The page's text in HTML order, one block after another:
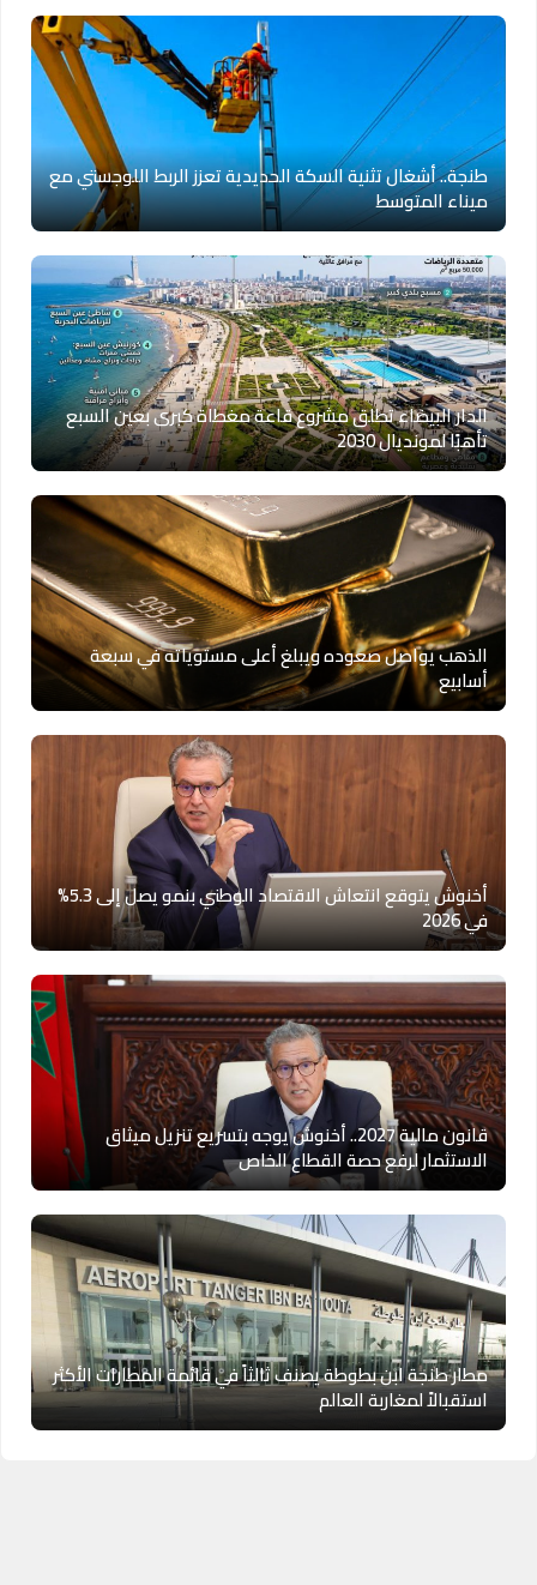
طنجة.. أشغال تثنية السكة الحديدية تعزز الربط اللوجستي مع
ميناء المتوسط
الدار البيضاء تطلق مشروع قاعة مغطاة كبرى بعين السبع
تأهبًا لمونديال 2030
الذهب يواصل صعوده ويبلغ أعلى مستوياته في سبعة
أسابيع
أخنوش يتوقع انتعاش الاقتصاد الوطني بنمو يصل إلى 5.3%
في 2026
قانون مالية 2027.. أخنوش يوجه بتسريع تنزيل ميثاق
الاستثمار لرفع حصة القطاع الخاص
مطار طنجة ابن بطوطة يصنف ثالثاً في قائمة المطارات الأكثر
استقبالاً لمغاربة العالم